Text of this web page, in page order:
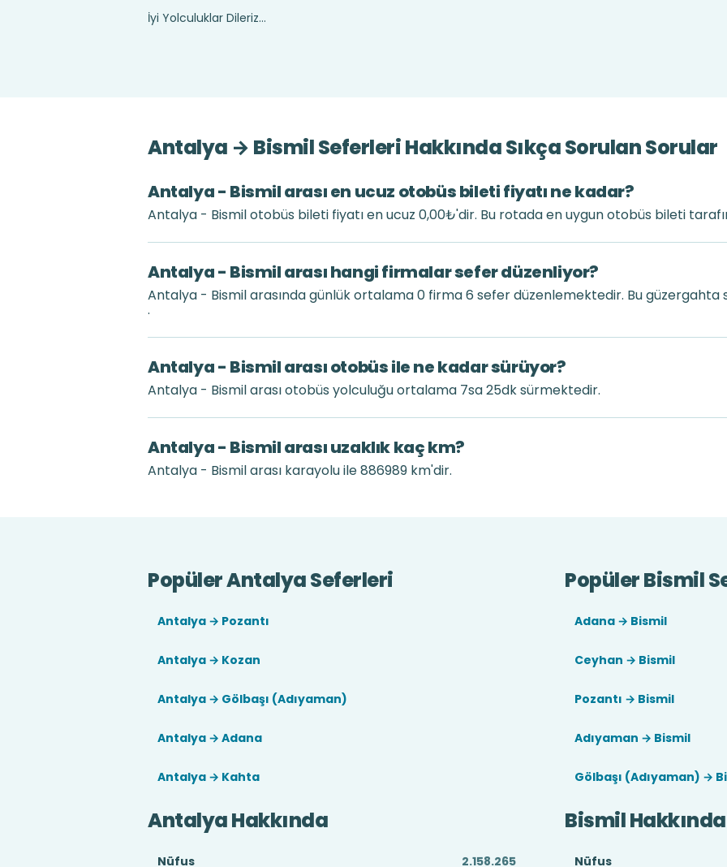
İyi Yolculuklar Dileriz...
Antalya → Bismil Seferleri Hakkında Sıkça Sorulan Sorular
Antalya - Bismil arası en ucuz otobüs bileti fiyatı ne kadar?
Antalya - Bismil otobüs bileti fiyatı en ucuz 0,00₺'dir. Bu rotada en uygun otobüs bileti
Antalya - Bismil arası hangi firmalar sefer düzenliyor?
Antalya - Bismil arasında günlük ortalama 0 firma 6 sefer düzenlemektedir. Bu
.
Antalya - Bismil arası otobüs ile ne kadar sürüyor?
Antalya - Bismil arası otobüs yolculuğu ortalama 7sa 25dk sürmektedir.
Antalya - Bismil arası uzaklık kaç km?
Antalya - Bismil arası karayolu ile 886989 km'dir.
Popüler Antalya Seferleri
Antalya → Pozantı
Antalya → Kozan
Antalya → Gölbaşı (Adıyaman)
Antalya → Adana
Antalya → Kahta
Popüler Bismil
Adana → Bismil
Ceyhan → Bismil
Pozantı → Bismil
Adıyaman → Bismil
Gölbaşı (Adıyaman) →
Antalya Hakkında
Nüfus 2.158.265
Bismil Hakkında
Nüfus